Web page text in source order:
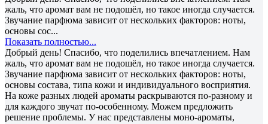
жаль, что аромат вам не подошёл, но такое иногда случается.
Звучание парфюма зависит от нескольких факторов: ноты,
основы сос...
Показать полностью...
Добрый день! Спасибо, что поделились впечатлением. Нам
жаль, что аромат вам не подошёл, но такое иногда случается.
Звучание парфюма зависит от нескольких факторов: ноты,
основы состава, типа кожи и индивидуального восприятия.
На коже разных людей ароматы раскрываются по-разному и
для каждого звучат по-особенному. Можем предложить
решение проблемы. У нас представлены моно-ароматы,